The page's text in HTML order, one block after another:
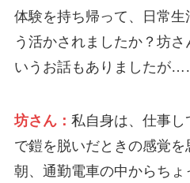
体験を持ち帰って、日常
う活かされましたか？坊
いうお話もありましたが
坊さん： 私自身は、仕事
で鎧を脱いだときの感覚を
朝、通勤電車の中からち